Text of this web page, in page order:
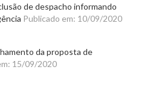
de despacho informando
Publicado em: 10/09/2020
da proposta de
15/09/2020